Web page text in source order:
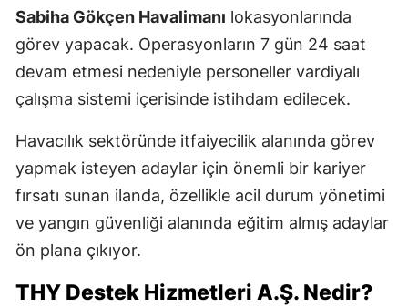
Sabiha Gökçen Havalimanı lokasyonlarında
görev yapacak. Operasyonların 7 gün 24 saat
devam etmesi nedeniyle personeller vardiyalı
çalışma sistemi içerisinde istihdam edilecek.
Havacılık sektöründe itfaiyecilik alanında görev
yapmak isteyen adaylar için önemli bir kariyer
fırsatı sunan ilanda, özellikle acil durum yönetimi
ve yangın güvenliği alanında eğitim almış adaylar
ön plana çıkıyor.
THY Destek Hizmetleri A.Ş. Nedir?